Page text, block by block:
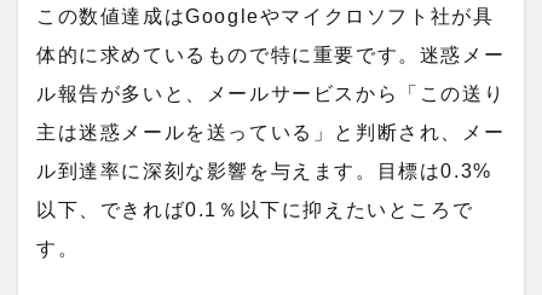
この数値達成はGoogleやマイクロソフト社が具
体的に求めているもので特に重要です。迷惑メー
ル報告が多いと、メールサービスから「この送り
主は迷惑メールを送っている」と判断され、メー
ル到達率に深刻な影響を与えます。目標は0.3%
以下、できれば0.1％以下に抑えたいところで
す。